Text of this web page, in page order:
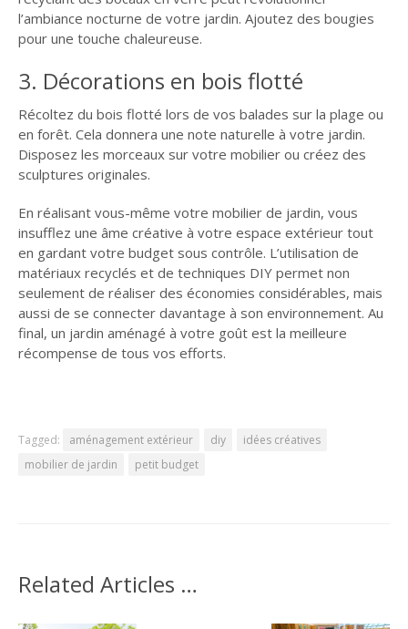
l’ambiance nocturne de votre jardin. Ajoutez des bougies
pour une touche chaleureuse.
3. Décorations en bois flotté
Récoltez du bois flotté lors de vos balades sur la plage ou
en forêt. Cela donnera une note naturelle à votre jardin.
Disposez les morceaux sur votre mobilier ou créez des
sculptures originales.
En réalisant vous-même votre mobilier de jardin, vous
insufflez une âme créative à votre espace extérieur tout
en gardant votre budget sous contrôle. L’utilisation de
matériaux recyclés et de techniques DIY permet non
seulement de réaliser des économies considérables, mais
aussi de se connecter davantage à son environnement. Au
final, un jardin aménagé à votre goût est la meilleure
récompense de tous vos efforts.
Tagged: aménagement extérieur diy
idées créatives
mobilier de jardin
petit budget
Related Articles …